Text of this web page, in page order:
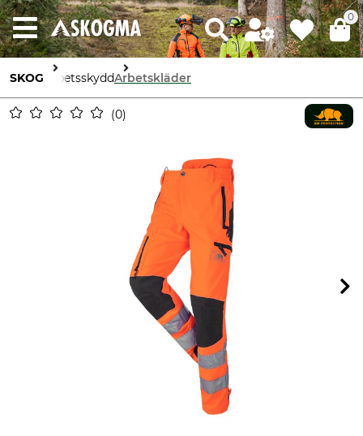
0
SKOG ArbetsskyddArbetskläder
0